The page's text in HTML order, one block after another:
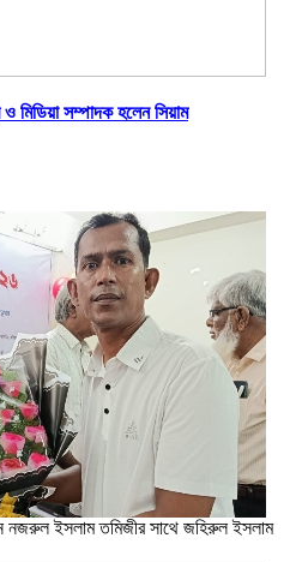
মিডিয়া সম্পাদক হলেন সিয়াম
নজরুল ইসলাম তমিজীর সাথে জহিরুল ইসলাম